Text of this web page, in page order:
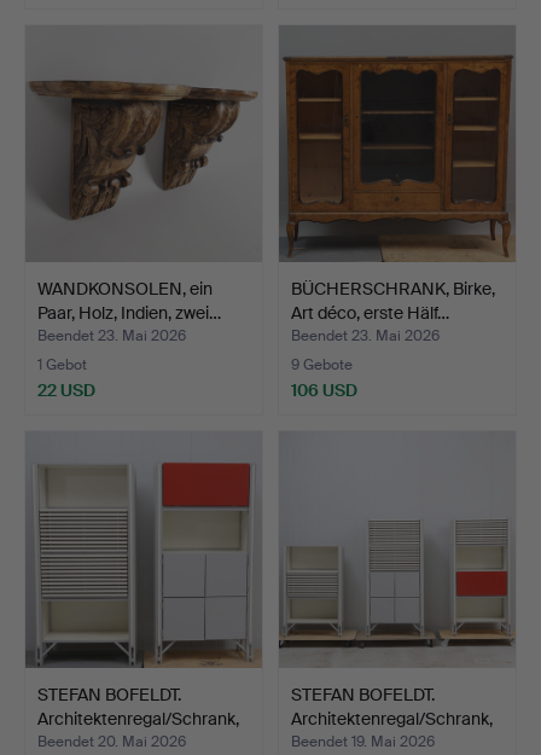
WANDKONSOLEN, ein
Paar, Holz, Indien, zwei…
Beendet 23. Mai 2026
1 Gebot
22 USD
BÜCHERSCHRANK, Birke,
Art déco, erste Hälf…
Beendet 23. Mai 2026
9 Gebote
106 USD
STEFAN BOFELDT.
Architektenregal/Schrank,
…
Beendet 20. Mai 2026
STEFAN BOFELDT.
Architektenregal/Schrank,
…
Beendet 19. Mai 2026